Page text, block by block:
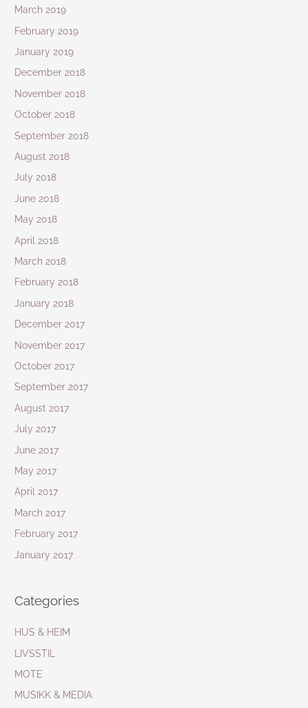
March 2019
February 2019
January 2019
December 2018
November 2018
October 2018
September 2018
August 2018
July 2018
June 2018
May 2018
April 2018
March 2018
February 2018
January 2018
December 2017
November 2017
October 2017
September 2017
August 2017
July 2017
June 2017
May 2017
April 2017
March 2017
February 2017
January 2017
Categories
HUS & HEIM
LIVSSTIL
MOTE
MUSIKK & MEDIA